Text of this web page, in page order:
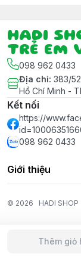
Thêm giỏ
HADI
TRẺ EM
098 962 0433
Địa chỉ: 383/
Hồ Chí Minh -
Kết nối
https://
098 962 0433
Giới thiệu
© 2026 HADI SHOP